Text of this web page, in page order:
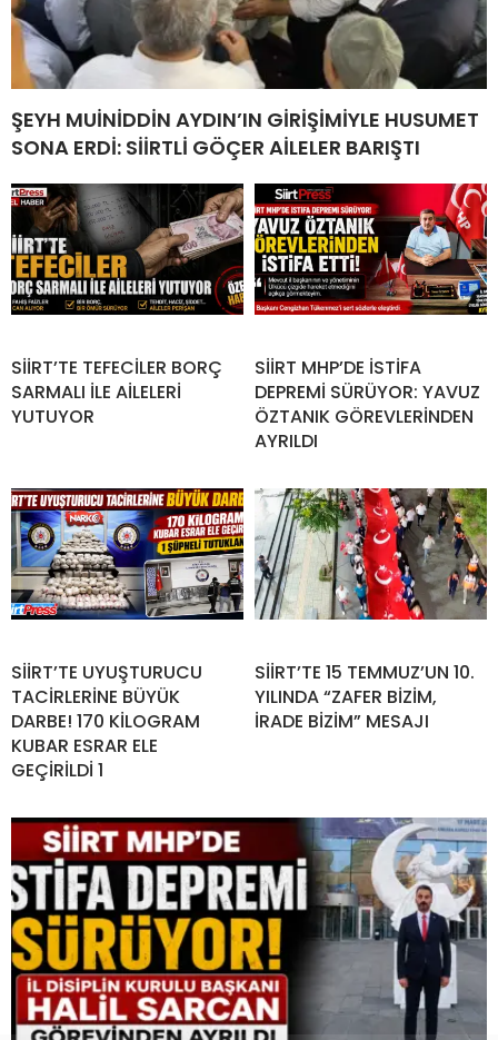
ŞEYH MUİNİDDİN AYDIN’IN GİRİŞİMİYLE HUSUMET
SONA ERDİ: SİİRTLİ GÖÇER AİLELER BARIŞTI
SİİRT’TE TEFECİLER BORÇ
SARMALI İLE AİLELERİ
YUTUYOR
SİİRT MHP’DE İSTİFA
DEPREMİ SÜRÜYOR: YAVUZ
ÖZTANIK GÖREVLERİNDEN
AYRILDI
SİİRT’TE UYUŞTURUCU
TACİRLERİNE BÜYÜK
DARBE! 170 KİLOGRAM
KUBAR ESRAR ELE
GEÇİRİLDİ 1
SİİRT’TE 15 TEMMUZ’UN 10.
YILINDA “ZAFER BİZİM,
İRADE BİZİM” MESAJI